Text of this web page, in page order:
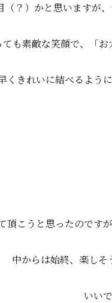
（？）かと思いますが
も素敵な笑顔で、「
くきれいに結べるよう
頂こうと思ったのです
中からは始終、楽しそ
いい